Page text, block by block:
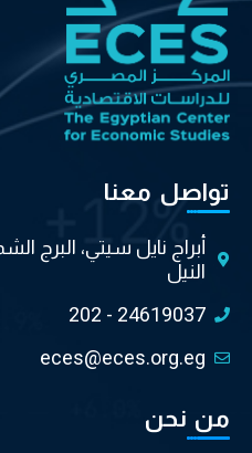
تواصل معنا
أبراج نايل سيتي، البرج
النيل
202 - 24619037
eces@eces.org.eg
من نحن